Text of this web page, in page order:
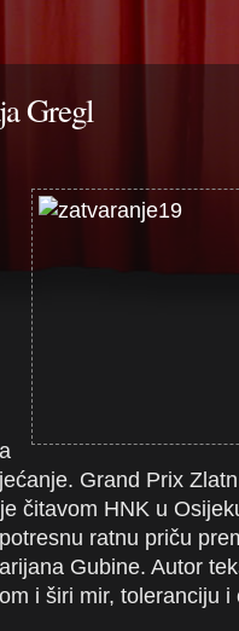
Gregl
Grand Prix
čitavom HNK u
ratnu priču
Gubine. Autor
i širi mir, toleranciju i